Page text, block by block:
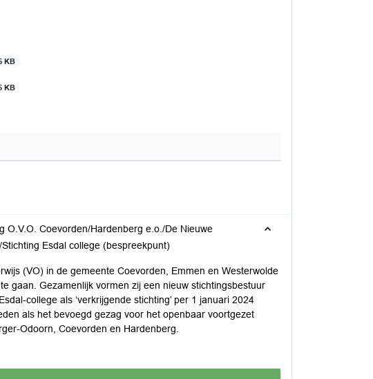
KB
KB
O.V.O. Coevorden/Hardenberg e.o./De Nieuwe
Esdal college (bespreekpunt)
(VO) in de gemeente Coevorden, Emmen en Westerwolde
gaan. Gezamenlijk vormen zij een nieuw stichtingsbestuur
college als ‘verkrijgende stichting’ per 1 januari 2024
als het bevoegd gezag voor het openbaar voortgezet
Odoorn, Coevorden en Hardenberg.